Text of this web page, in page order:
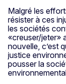
Malgré les
résister à ces
les sociétés
«creuser/jeter»
nouvelle, c’est
justice
pousser la